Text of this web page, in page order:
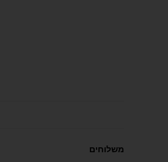
משלוחים